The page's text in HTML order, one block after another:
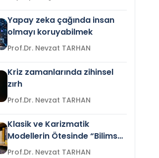
Yapay zeka çağında insan
olmayı koruyabilmek
Prof.Dr. Nevzat TARHAN
Kriz zamanlarında zihinsel
zırh
Prof.Dr. Nevzat TARHAN
Klasik ve Karizmatik
Modellerin Ötesinde “Bilimsel
Liderlik”
Prof.Dr. Nevzat TARHAN